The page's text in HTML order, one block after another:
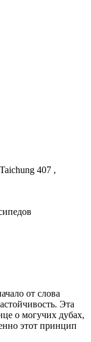
407 ,
от слова
Эта
о могучих дубах,
этот принцип